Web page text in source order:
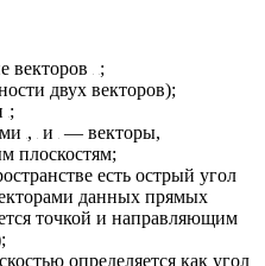
векторов
;
двух векторов);
;
, и — векторы,
плоскостям;
есть острый угол
данных прямых
точкой и направляющим
определяется как угол